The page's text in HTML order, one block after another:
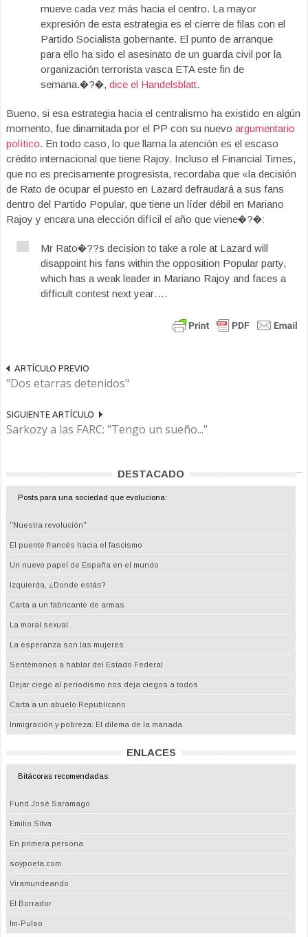
mueve cada vez más hacia el centro. La mayor
expresión de esta estrategia es el cierre de filas con el
Partido Socialista gobernante. El punto de arranque
para ello ha sido el asesinato de un guarda civil por la
organización terrorista vasca ETA este fin de
semana.�?�, dice el Handelsblatt.
Bueno, si esa estrategia hacia el centralismo ha existido en algún
momento, fue dinamitada por el PP con su nuevo argumentario
político. En todo caso, lo que llama la atención es el escaso
crédito internacional que tiene Rajoy. Incluso el Financial Times,
que no es precisamente progresista, recordaba que «la decisión
de Rato de ocupar el puesto en Lazard defraudará a sus fans
dentro del Partido Popular, que tiene un líder débil en Mariano
Rajoy y encara una elección difícil el año que viene�?�:
Mr Rato�??s decision to take a role at Lazard will
disappoint his fans within the opposition Popular party,
which has a weak leader in Mariano Rajoy and faces a
difficult contest next year….
ARTÍCULO PREVIO
"Dos etarras detenidos"
SIGUIENTE ARTÍCULO
Sarkozy a las FARC: "Tengo un sueño..."
DESTACADO
Posts para una sociedad que evoluciona:
"Nuestra revolución"
El puente francés hacia el fascismo
Un nuevo papel de España en el mundo
Izquierda, ¿Donde estás?
Carta a un fabricante de armas
La moral sexual
La esperanza son las mujeres
Sentémonos a hablar del Estado Federal
Dejar ciego al periodismo nos deja ciegos a todos
Carta a un abuelo Republicano
Inmigración y pobreza: El dilema de la manada
ENLACES
Bitácoras recomendadas:
Fund.José Saramago
Emilio Silva
En primera persona
soypoeta.com
Viramundeando
El Borrador
Im-Pulso